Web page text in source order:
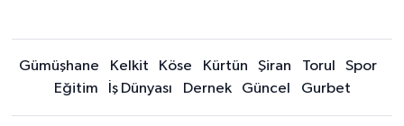
Gümüşhane Kelkit Köse Kürtün Şiran Torul
Spor
Eğitim
İş Dünyası Dernek Güncel Gurbet